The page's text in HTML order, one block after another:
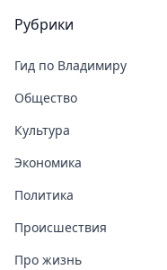
Рубрики
Гид по Владимиру
Общество
Культура
Экономика
Политика
Происшествия
Про жизнь